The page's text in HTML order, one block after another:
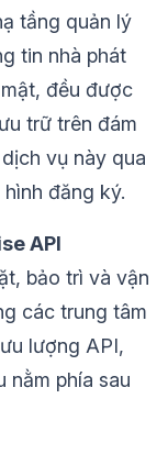
tầng quản lý
tin nhà phát
đều được
trữ trên đám
vụ này qua
đăng ký.
API
bảo trì và vận
các trung tâm
lượng API,
nằm phía sau